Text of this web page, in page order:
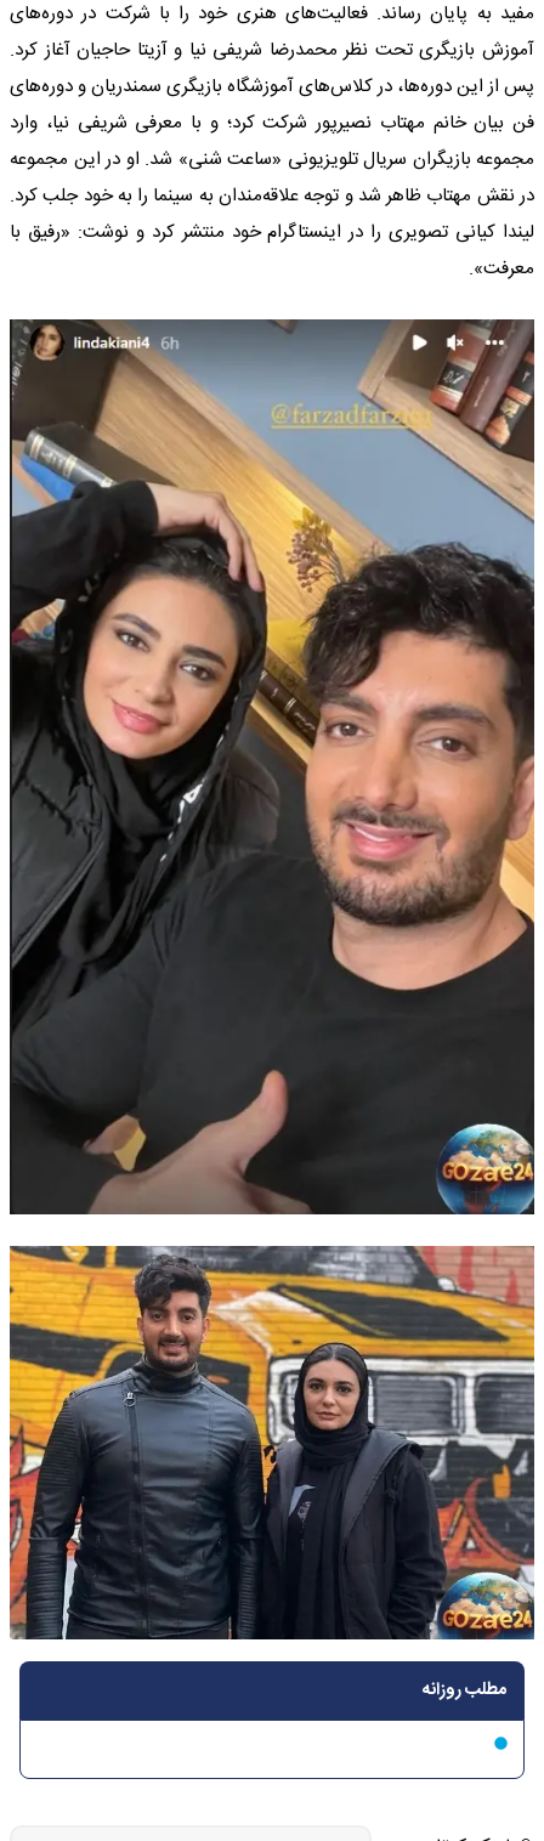
مفید به پایان رساند. فعالیت‌های هنری خود را با شرکت در دوره‌های
آموزش بازیگری تحت نظر محمدرضا شریفی نیا و آزیتا حاجیان آغاز کرد.
پس از این دوره‌ها، در کلاس‌های آموزشگاه بازیگری سمندریان و دوره‌های
فن بیان خانم مهتاب نصیرپور شرکت کرد؛ و با معرفی شریفی نیا، وارد
مجموعه بازیگران سریال تلویزیونی «ساعت شنی» شد. او در این مجموعه
در نقش مهتاب ظاهر شد و توجه علاقه‌مندان به سینما را به خود جلب کرد.
لیندا کیانی تصویری را در اینستاگرام خود منتشر کرد و نوشت: «رفیق با
معرفت».
مطلب روزانه